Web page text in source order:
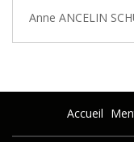
Anne ANCELIN
Accueil